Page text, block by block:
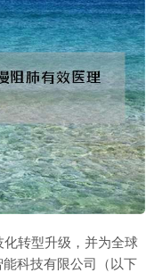
转型升级，并为全球
科技有限公司（以下